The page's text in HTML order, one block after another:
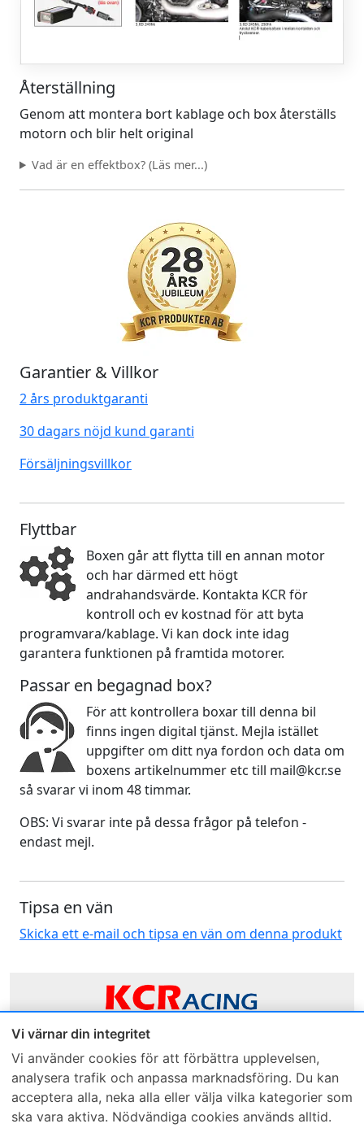
Vi värnar din integritet
Vi använder cookies för att förbättra upplevelsen,
analysera trafik och anpassa marknadsföring. Du kan
acceptera alla, neka alla eller välja vilka kategorier som
ska vara aktiva. Nödvändiga cookies används alltid.
Återställning
Genom att montera bort kablage och box återställs
motorn och blir helt original
Vad är en effektbox? (Läs mer...)
Garantier & Villkor
2 års produktgaranti
30 dagars nöjd kund garanti
Försäljningsvillkor
Flyttbar
Boxen går att flytta till en annan motor
och har därmed ett högt
andrahandsvärde. Kontakta KCR för
kontroll och ev kostnad för att byta
programvara/kablage. Vi kan dock inte idag
garantera funktionen på framtida motorer.
Passar en begagnad box?
För att kontrollera boxar till denna bil
finns ingen digital tjänst. Mejla istället
uppgifter om ditt nya fordon och data om
boxens artikelnummer etc till mail@kcr.se
så svarar vi inom 48 timmar.
OBS: Vi svarar inte på dessa frågor på telefon -
endast mejl.
Tipsa en vän
Skicka ett e-mail och tipsa en vän om denna produkt
Sveriges mest sålda dieselbox
Kontakta KCR
Om KCR/Garantier
Återförsäljare
Sök KCR-box